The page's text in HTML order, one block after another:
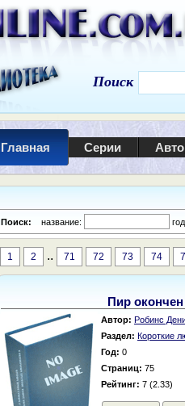
Поиск
Главная Серии
Поиск: название:
1 2 .. 71 72 73 74
Пир окончен
Автор: Робинс
Раздел: Короткие
Год: 0
Страниц: 75
Рейтинг: 7 (2.33)